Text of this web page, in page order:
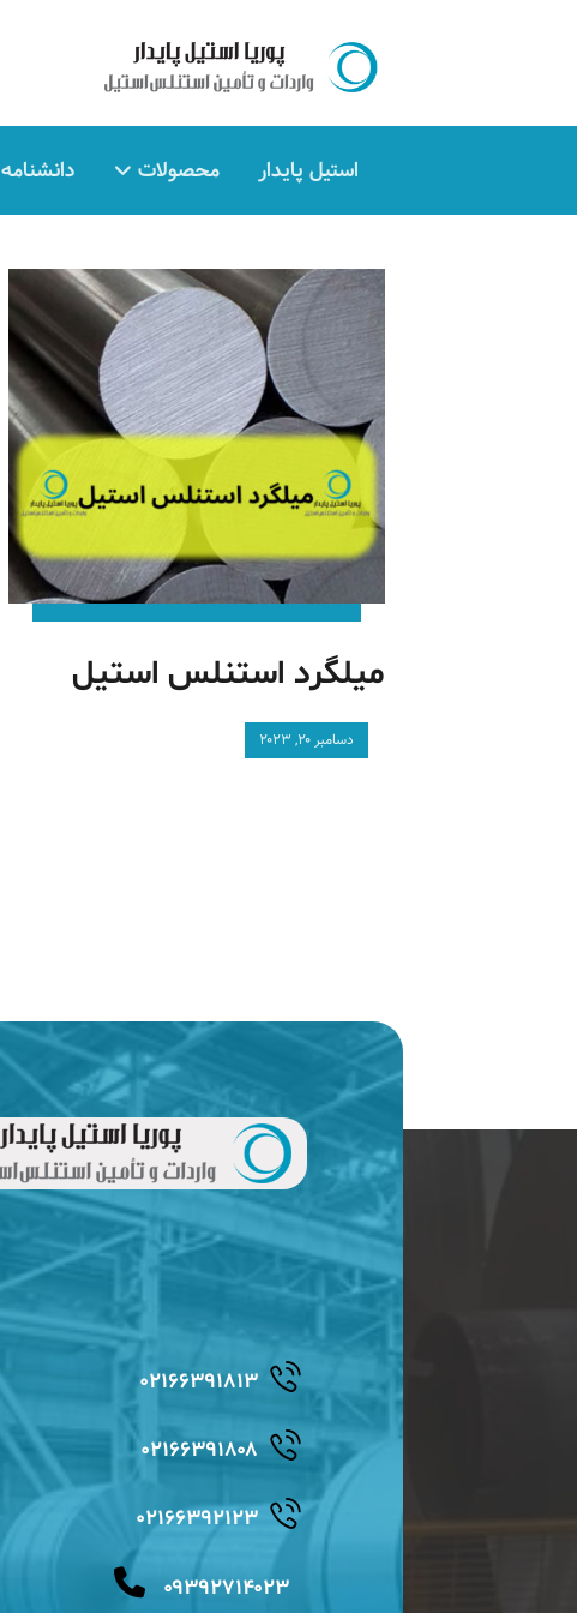
استیل پایدار محصولات دانشنامه
میلگرد استنلس استیل
دسامبر ۲۰, ۲۰۲۳
۰۲۱۶۶۳۹۱۸۱۳
۰۲۱۶۶۳۹۱۸۰۸
۰۲۱۶۶۳۹۲۱۲۳
۰۹۳۹۲۷۱۴۰۲۳